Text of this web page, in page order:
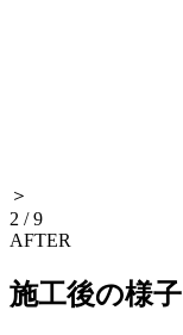
＞
2 /9
AFTER
施工後の様子